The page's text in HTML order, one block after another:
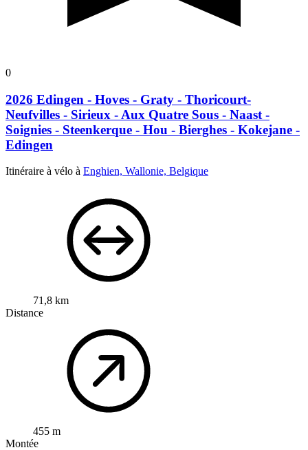
0
2026 Edingen - Hoves - Graty - Thoricourt-
Neufvilles - Sirieux - Aux Quatre Sous - Naast -
Soignies - Steenkerque - Hou - Bierghes - Kokejane -
Edingen
Itinéraire à vélo à Enghien, Wallonie, Belgique
71,8 km
Distance
455 m
Montée